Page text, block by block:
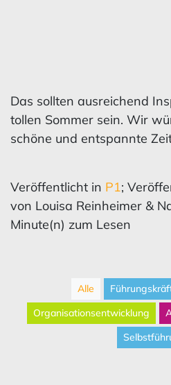
Das sollten ausreichend
tollen Sommer sein. Wir
schöne und entspannte
Veröffentlicht in P1;
von Louisa Reinheimer &
Minute(n) zum Lesen
Alle
Organisationsentwicklung